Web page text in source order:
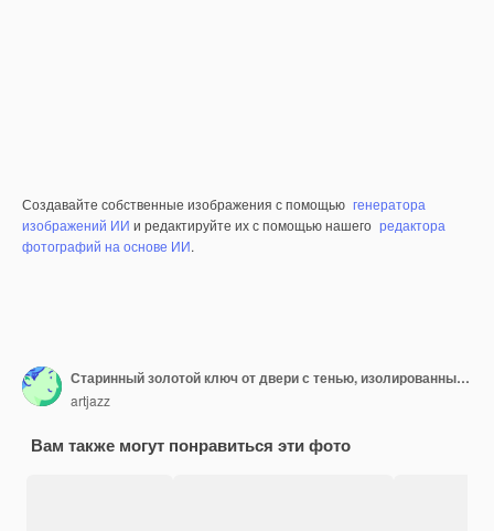
Создавайте собственные изображения с помощью генератора
изображений ИИ и редактируйте их с помощью нашего редактора
фотографий на основе ИИ.
Старинный золотой ключ от двери с тенью, изолированные на сером фоне. Пустое место для копирования можно использовать для любых эмоций или идей.
artjazz
Вам также могут понравиться эти фото